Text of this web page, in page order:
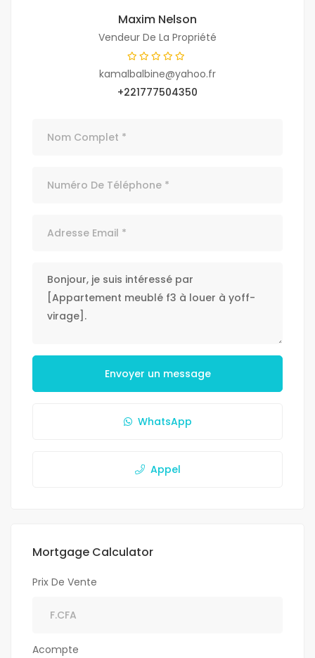
Maxim Nelson
Vendeur De La Propriété
kamalbalbine@yahoo.fr
+221777504350
Envoyer un message
WhatsApp
Appel
Mortgage Calculator
Prix De Vente
Acompte